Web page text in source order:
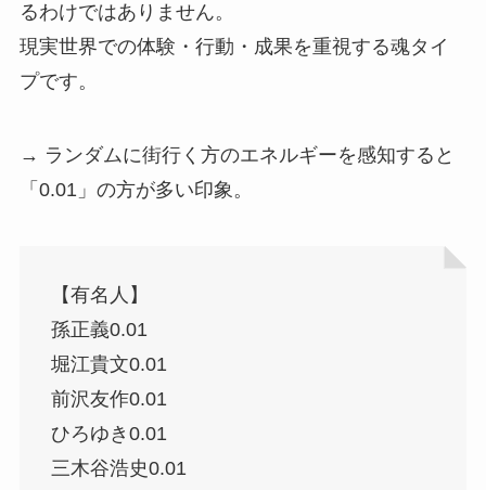
るわけではありません。
現実世界での体験・行動・成果を重視する魂タイ
プです。
→ ランダムに街行く方のエネルギーを感知すると
「0.01」の方が多い印象。
【有名人】
孫正義0.01
堀江貴文0.01
前沢友作0.01
ひろゆき0.01
三木谷浩史0.01